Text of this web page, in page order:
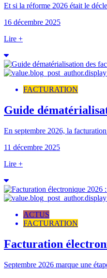
Et si la réforme 2026 était le
16 décembre 2025
Lire +
FACTURATION
Guide
En septembre 2026, la
11 décembre 2025
Lire +
ACTUS
FACTURATION
Facturation
Septembre 2026 marque une